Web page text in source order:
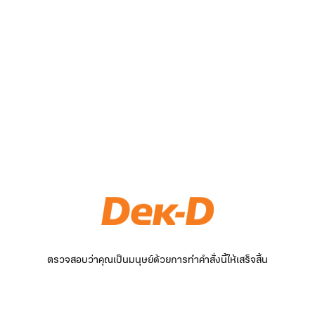
ตรวจสอบว่าคุณเป็นมนุษย์ด้วยการทำคำสั่งนี้ให้เสร็จสิ้น